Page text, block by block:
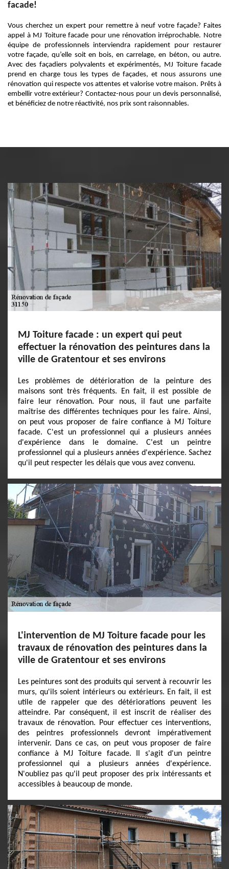
facade!
Vous cherchez un expert pour remettre à neuf votre façade? Faites
appel à MJ Toiture facade pour une rénovation irréprochable. Notre
équipe de professionnels interviendra rapidement pour restaurer
votre façade, qu’elle soit en bois, en carrelage, en béton, ou autre.
Avec des façadiers polyvalents et expérimentés, MJ Toiture facade
prend en charge tous les types de façades, et nous assurons une
rénovation qui respecte vos attentes et valorise votre maison. Prêts à
embellir votre extérieur? Contactez-nous pour un devis personnalisé,
et bénéficiez de notre réactivité, nos prix sont raisonnables.
MJ Toiture facade : un expert qui peut
effectuer la rénovation des peintures dans la
ville de Gratentour et ses environs
Les problèmes de détérioration de la peinture des
maisons sont très fréquents. En fait, il est possible de
faire leur rénovation. Pour nous, il faut une parfaite
maîtrise des différentes techniques pour les faire. Ainsi,
on peut vous proposer de faire confiance à MJ Toiture
facade. C'est un professionnel qui a plusieurs années
d'expérience dans le domaine. C'est un peintre
professionnel qui a plusieurs années d'expérience. Sachez
qu'il peut respecter les délais que vous avez convenu.
L'intervention de MJ Toiture facade pour les
travaux de rénovation des peintures dans la
ville de Gratentour et ses environs
Les peintures sont des produits qui servent à recouvrir les
murs, qu'ils soient intérieurs ou extérieurs. En fait, il est
utile de rappeler que des détériorations peuvent les
atteindre. Par conséquent, il est inscrit de réaliser des
travaux de rénovation. Pour effectuer ces interventions,
des peintres professionnels devront impérativement
intervenir. Dans ce cas, on peut vous proposer de faire
confiance à MJ Toiture facade. Il s'agit d'un peintre
professionnel qui a plusieurs années d'expérience.
N'oubliez pas qu'il peut proposer des prix intéressants et
accessibles à beaucoup de monde.